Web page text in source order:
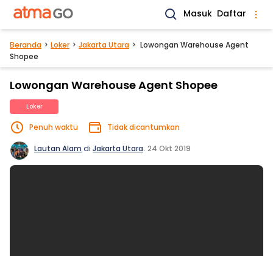
Masuk Daftar
Beranda Loker Jakarta Utara
Lowongan Warehouse Agent
Shopee
Lowongan Warehouse Agent Shopee
Loker
Penuh waktu Tidak dicantumkan
Lautan Alam di Jakarta Utara. 24 Okt 2019